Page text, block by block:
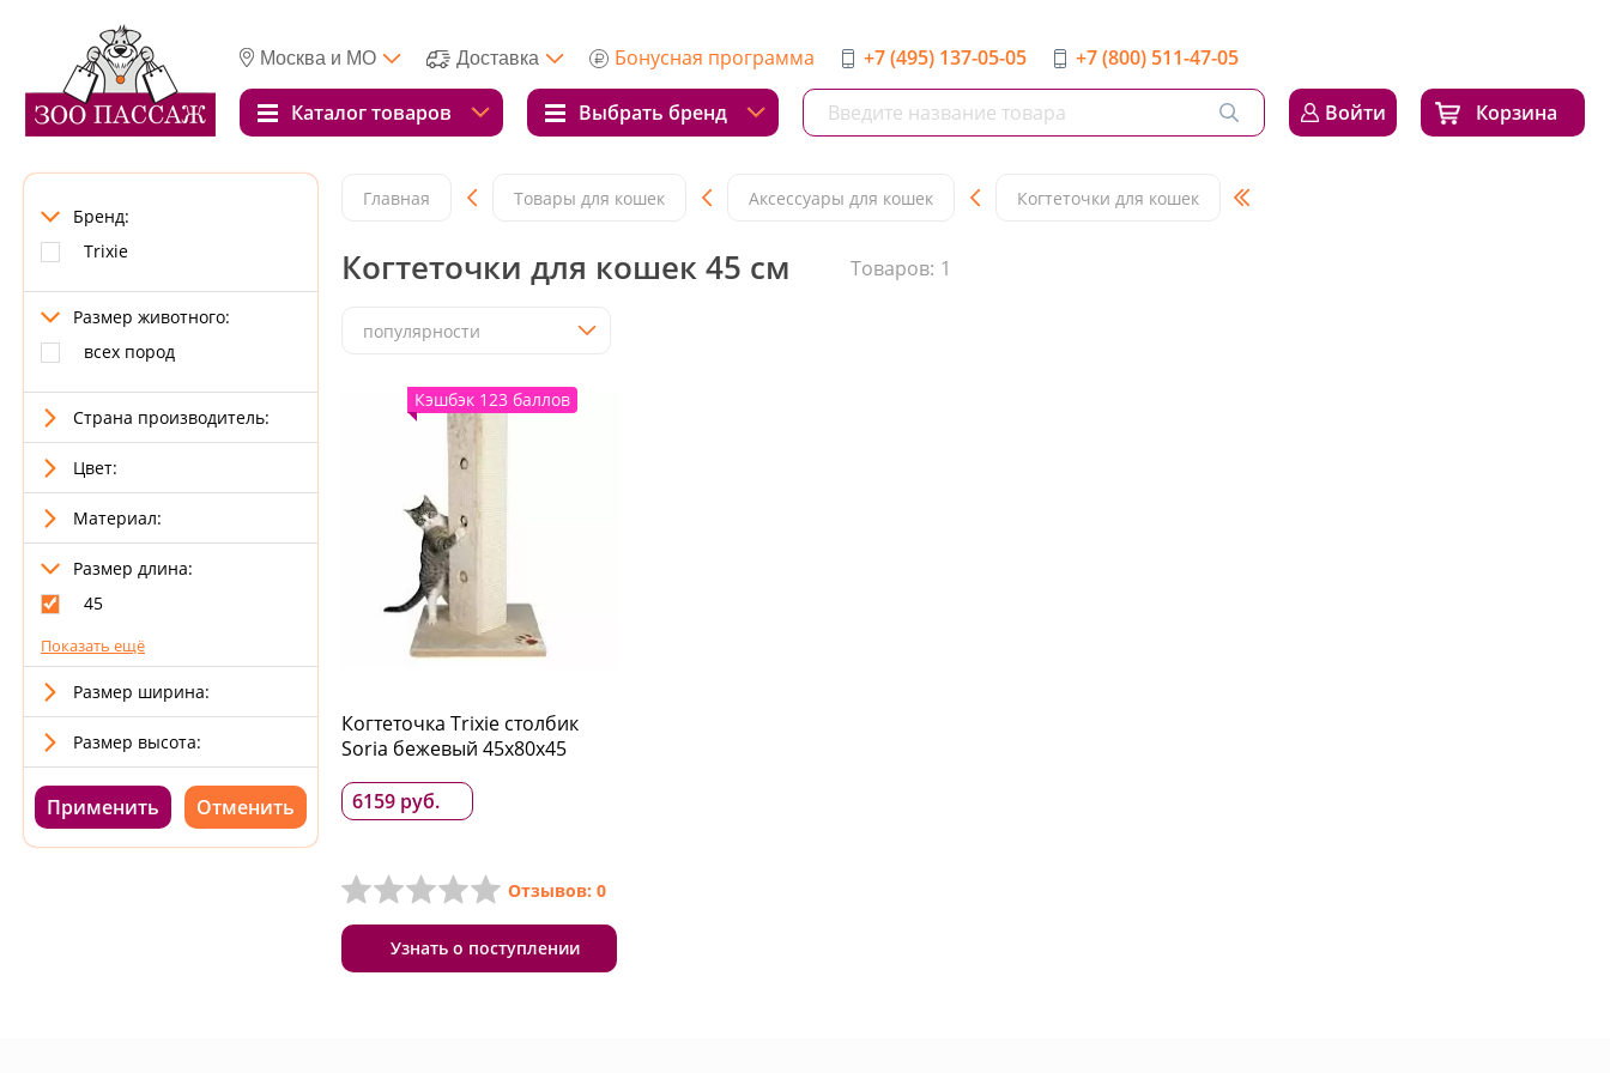
Москва и МО Доставка Бонусная программа +7 (495) 137-05-05 +7 (800) 511-47-05
Каталог товаров Выбрать бренд Войти Корзина
Бренд:
Trixie
Размер животного:
всех пород
Страна производитель:
Цвет:
Материал:
Размер длина:
45
Показать ещё
Размер ширина:
Размер высота:
Применить
Главная Товары для кошек Аксессуары для кошек Когтеточки для кошек
Когтеточки для кошек 45 см Товаров: 1
популярности
Кэшбэк 123 баллов
Когтеточка Trixie столбик
Soria бежевый 45x80x45
6159 руб.
Отзывов: 0
Узнать о поступлении